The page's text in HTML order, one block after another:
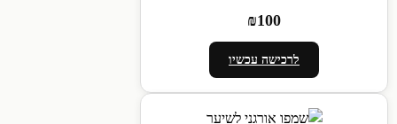
₪100
לרכישה עכשיו